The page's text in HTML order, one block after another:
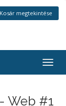
Kosár megtekintése
Web #1